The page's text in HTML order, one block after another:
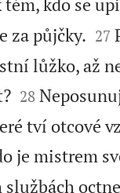
za půjčky. 

27
lůžko, až

28
tví otcové
je mistrem